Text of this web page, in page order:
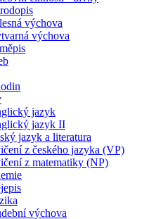
výchova
výchova
jazyk
jazyk II
jazyk a literatura
z českého jazyka (VP)
z matematiky (NP)
výchova